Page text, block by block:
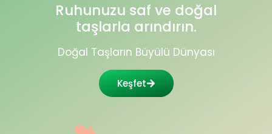
Ruhunuzu saf ve doğal
taşlarla arındırın.
Doğal Taşların Büyülü Dünyası
Keşfet